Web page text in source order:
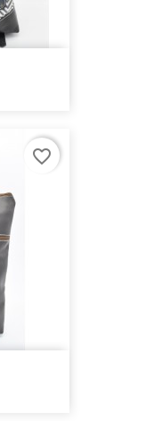
favorite_border